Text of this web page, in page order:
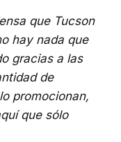
que Tucson
hay nada que
gracias a las
de
promocionan,
que sólo